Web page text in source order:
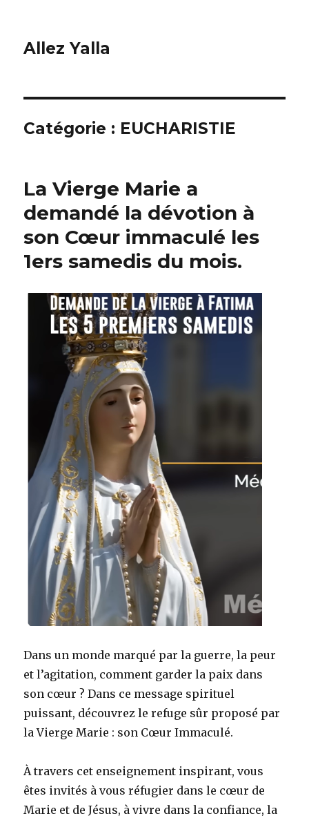
Allez Yalla
Catégorie : EUCHARISTIE
La Vierge Marie a
demandé la dévotion à
son Cœur immaculé les
1ers samedis du mois.
Dans un monde marqué par la guerre, la peur
et l’agitation, comment garder la paix dans
son cœur ? Dans ce message spirituel
puissant, découvrez le refuge sûr proposé par
la Vierge Marie : son Cœur Immaculé.
À travers cet enseignement inspirant, vous
êtes invités à vous réfugier dans le cœur de
Marie et de Jésus, à vivre dans la confiance, la